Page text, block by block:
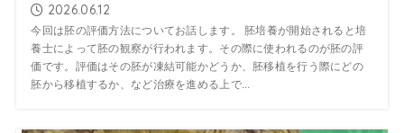
2026.06.12
今回は胚の評価方法についてお話します。 胚培養が開始されると培
養士によって胚の観察が行われます。その際に使われるのが胚の評
価です。評価はその胚が凍結可能かどうか、胚移植を行う際にどの
胚から移植するか、など治療を進める上で...